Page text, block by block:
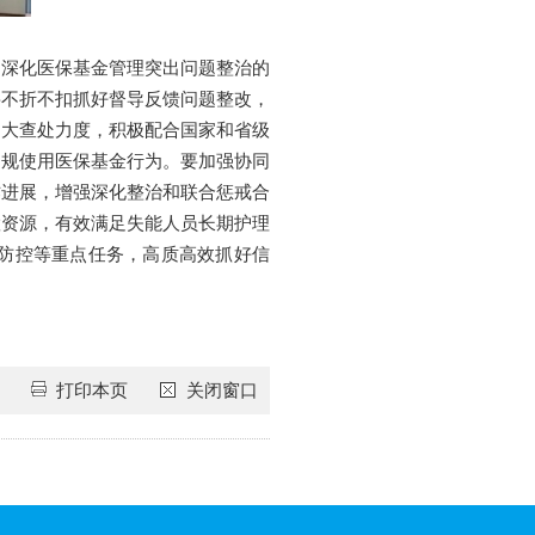
化医保基金管理突出问题整治的
折不扣抓好督导反馈问题整改，
查处力度，积极配合国家和省级
使用医保基金行为。要加强协同
展，增强深化整治和联合惩戒合
源，有效满足失能人员长期护理
控等重点任务，高质高效抓好信
打印本页 关闭窗口